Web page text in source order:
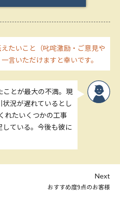
たいこと（叱咤激励・ご意見や
言いただけますと幸いです。
ことが最大の不満。現
況が遅れているとし
れたいくつかの工事
ている。今後も彼に
Next
おすすめ度9点のお客様